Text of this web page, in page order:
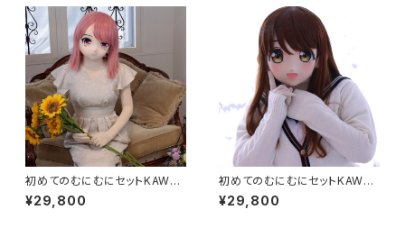
初めてのむにむにセットKAWAII
-68
¥29,800
初めてのむにむにセットKAWAII
-06
¥29,800